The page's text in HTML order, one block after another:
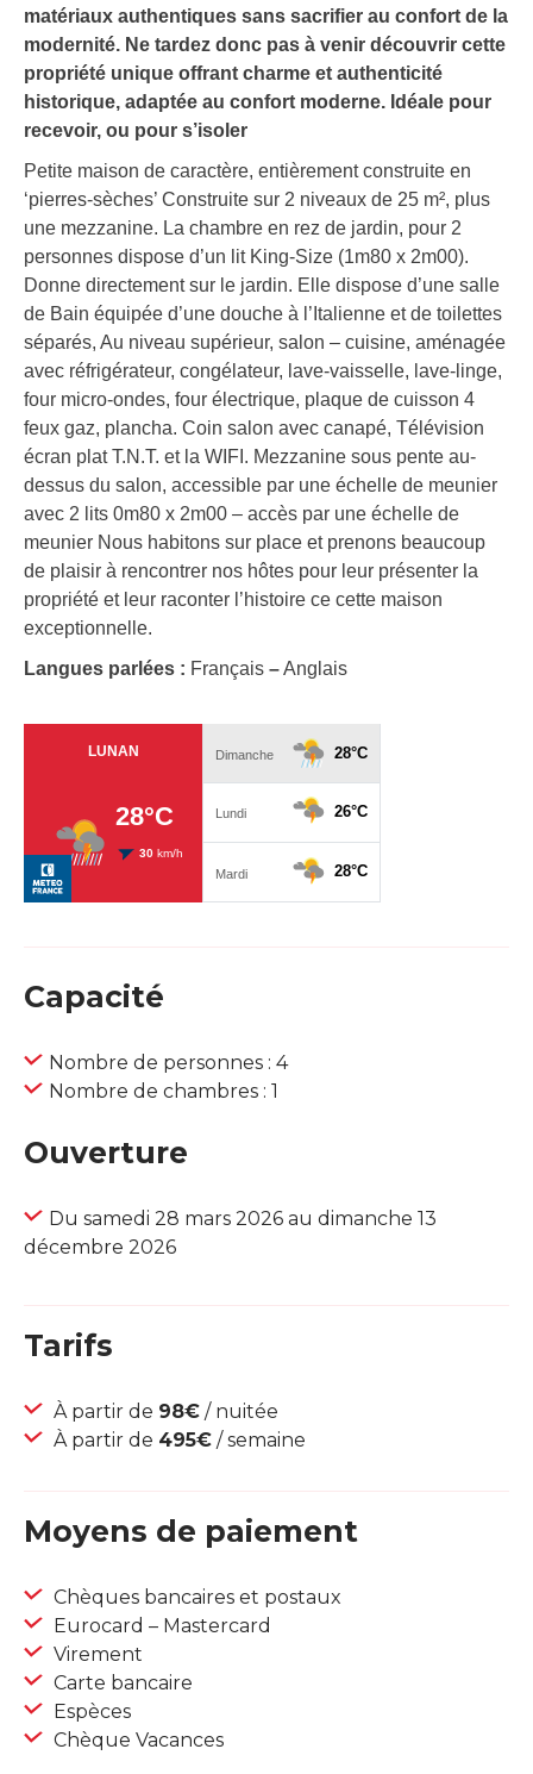
matériaux authentiques sans sacrifier au confort de la
modernité. Ne tardez donc pas à venir découvrir cette
propriété unique offrant charme et authenticité
historique, adaptée au confort moderne. Idéale pour
recevoir, ou pour s’isoler
Petite maison de caractère, entièrement construite en
‘pierres-sèches’ Construite sur 2 niveaux de 25 m², plus
une mezzanine. La chambre en rez de jardin, pour 2
personnes dispose d’un lit King-Size (1m80 x 2m00).
Donne directement sur le jardin. Elle dispose d’une salle
de Bain équipée d’une douche à l’Italienne et de toilettes
séparés, Au niveau supérieur, salon – cuisine, aménagée
avec réfrigérateur, congélateur, lave-vaisselle, lave-linge,
four micro-ondes, four électrique, plaque de cuisson 4
feux gaz, plancha. Coin salon avec canapé, Télévision
écran plat T.N.T. et la WIFI. Mezzanine sous pente au-
dessus du salon, accessible par une échelle de meunier
avec 2 lits 0m80 x 2m00 – accès par une échelle de
meunier Nous habitons sur place et prenons beaucoup
de plaisir à rencontrer nos hôtes pour leur présenter la
propriété et leur raconter l’histoire ce cette maison
exceptionnelle.
Langues parlées : Français –Anglais
Capacité
Nombre de personnes : 4
Nombre de chambres : 1
Ouverture
Du samedi 28 mars 2026 au dimanche 13
décembre 2026
Tarifs
À partir de 98€ / nuitée
À partir de 495€ / semaine
Moyens de paiement
Chèques bancaires et postaux
Eurocard – Mastercard
Virement
Carte bancaire
Espèces
Chèque Vacances